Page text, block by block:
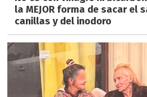
la MEJOR forma de sacar el
canillas y del inodoro